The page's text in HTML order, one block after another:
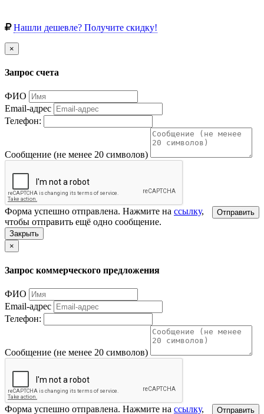
Нашли дешевле? Получите скидку!
×
Запрос счета
ФИО
Email-адрес
Телефон:
Сообщение (не менее 20 символов)
Отправить
Форма успешно отправлена. Нажмите на ссылку,
чтобы отправить ещё одно сообщение.
Закрыть
×
Запрос коммерческого предложения
ФИО
Email-адрес
Телефон:
Сообщение (не менее 20 символов)
Отправить
Форма успешно отправлена. Нажмите на ссылку,